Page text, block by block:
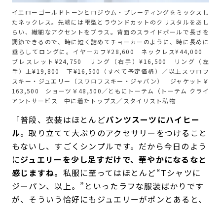
イエローゴールドトーンとロジウム・プレーティングをミックスし
たネックレス。先端には雫型とラウンドカットのクリスタルをあし
らい、繊細なアクセントをプラス。背面のスライドボールで長さを
調節できるので、時に短く詰めてチョーカーのように、時に長めに
垂らしてロングに。イヤーカフ¥28,600 ネックレス¥44,000
ブレスレット¥24,750 リング（右手）¥16,500 リング（左
手）上¥19,800 下¥16,500（すべて予定価格）／以上スワロフ
スキー・ジュエリー（スワロフスキー・ジャパン） ジャケット￥
163,500 ショーツ￥48,500／ともにトーテム（トーテム クライ
アントサービス 中に着たトップス／スタイリスト私物
「普段、衣装はほとんどパンツスーツにハイヒー
ル。取り立てて大ぶりのアクセサリーをつけること
もないし、すごくシンプルです。だから今日のよう
にジュエリーを少し足すだけで、華やかになるなと
感じますね。 私服に至ってはほとんど“Tシャツに
ジーパン、以上。”といったラフな服装ばかりです
が、そういう恰好にもジュエリーがポンとあると、